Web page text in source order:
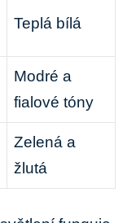
Teplá bílá
Modré a
fialové tóny
Zelená a
žlutá